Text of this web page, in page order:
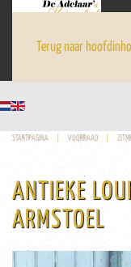
Terug naar
STARTPAGINA VOORRAAD
ANTIEKE
ARMSTOEL